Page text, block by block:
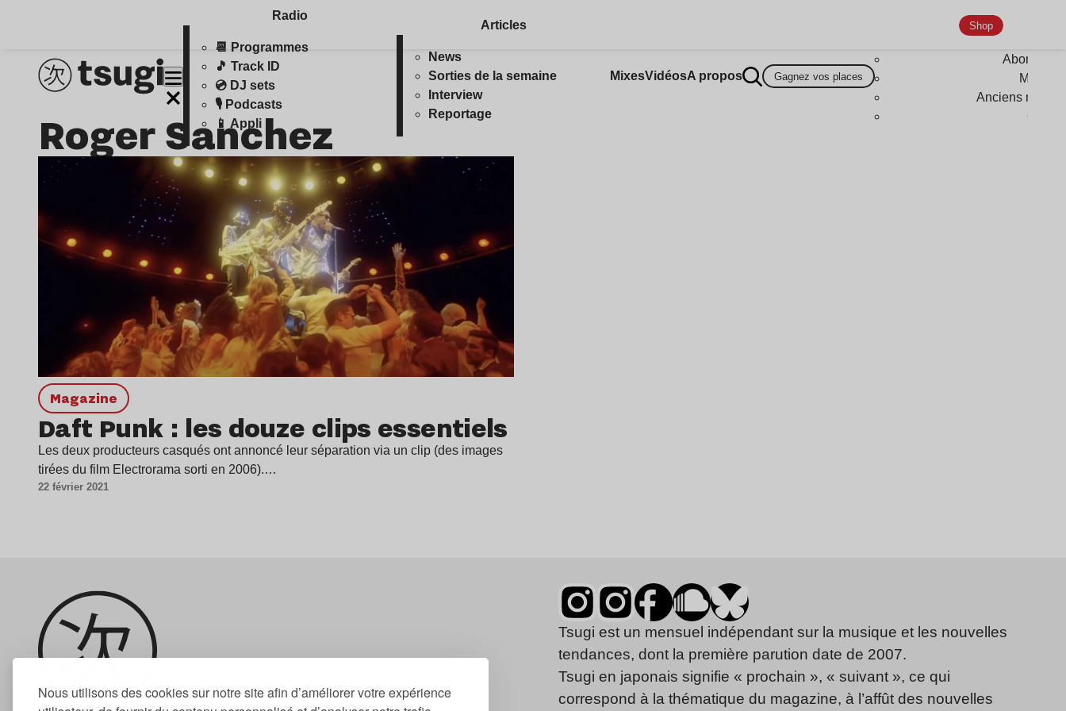
Nous utilisons des cookies sur notre site afin d’améliorer votre expérience
Radio
📆 Programmes
🎵 Track ID
💿 DJ sets
🎙️ Podcasts
📱 Appli
Articles
News
Sorties de la semaine
Interview
Reportage
MixesVidéosA propos Gagnez vos places
Shop
Anciens
Roger Sanchez
magazine
Daft Punk : les douze clips essentiels
Les deux producteurs casqués ont annoncé leur séparation via un clip (des images
tirées du film Electrorama sorti en 2006).…
22 février 2021
Tsugi est un mensuel indépendant sur la musique et les nouvelles
tendances, dont la première parution date de 2007.
Tsugi en japonais signifie « prochain », « suivant », ce qui
correspond à la thématique du magazine, à l’affût des nouvelles